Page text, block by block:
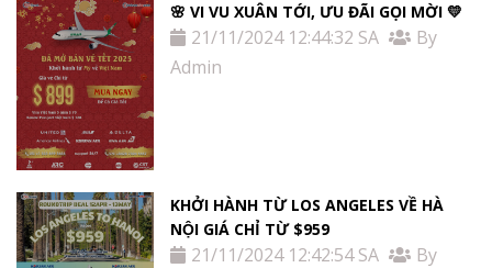
🌸 VI VU XUÂN TỚI, ƯU ĐÃI GỌI MỜI 💛
21/11/2024 12:44:32 SA
By
Admin
KHỞI HÀNH TỪ LOS ANGELES VỀ HÀ
NỘI GIÁ CHỈ TỪ $959
21/11/2024 12:42:54 SA
By